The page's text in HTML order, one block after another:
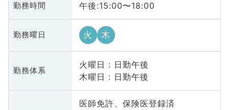
勤務時間 午後:15:00〜18:00
勤務曜日 火 木
勤務体系
火曜日 : 日勤午後
木曜日 : 日勤午後
医師免許、保険医登録済